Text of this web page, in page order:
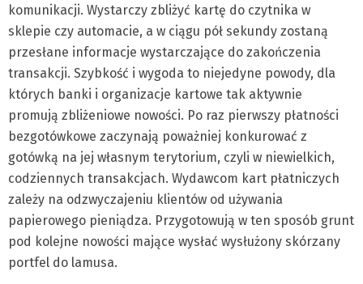
komunikacji. Wystarczy zbliżyć kartę do czytnika w
sklepie czy automacie, a w ciągu pół sekundy zostaną
przesłane informacje wystarczające do zakończenia
transakcji. Szybkość i wygoda to niejedyne powody, dla
których banki i organizacje kartowe tak aktywnie
promują zbliżeniowe nowości. Po raz pierwszy płatności
bezgotówkowe zaczynają poważniej konkurować z
gotówką na jej własnym terytorium, czyli w niewielkich,
codziennych transakcjach. Wydawcom kart płatniczych
zależy na odzwyczajeniu klientów od używania
papierowego pieniądza. Przygotowują w ten sposób grunt
pod kolejne nowości mające wysłać wysłużony skórzany
portfel do lamusa.